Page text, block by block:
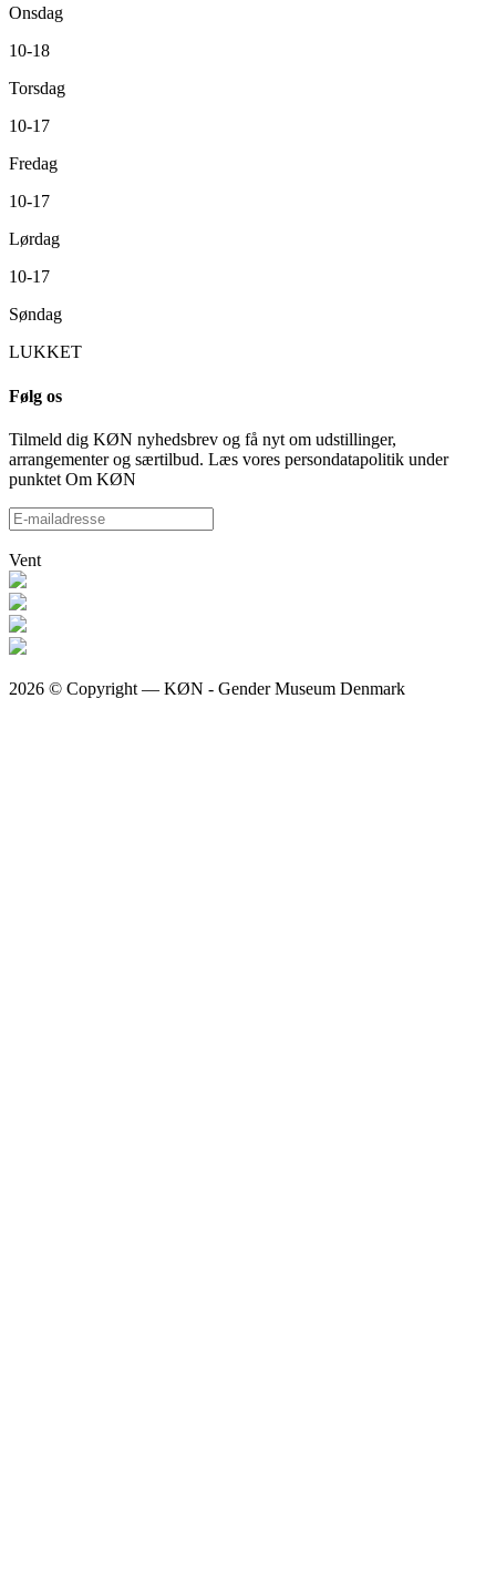
Onsdag
10-18
Torsdag
10-17
Fredag
10-17
Lørdag
10-17
Søndag
LUKKET
Følg os
Tilmeld dig KØN nyhedsbrev og få nyt om udstillinger,
arrangementer og særtilbud. Læs vores persondatapolitik under
punktet Om KØN
Vent
2026 © Copyright — KØN - Gender Museum Denmark